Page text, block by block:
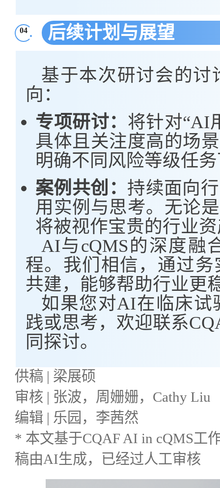
04 后续计划与展望
基于本次研讨会的讨
向：
专项研讨： 将针对“AI
具体且关注度高的场
明确不同风险等级任
案例共创： 持续面向
用实例与思考。无论
将被视作宝贵的行业
AI与cQMS的深度融
程。我们相信，通过
共建，能够帮助行业更
如果您对AI在临床试
践或思考，欢迎联系
同探讨。
供稿 | 梁展硕
审核 | 张波，周姗姗，Cathy Liu
编辑 | 乐园，李茜然
* 本文基于CQAF AI in cQMS工
稿由AI生成，已经过人工审核